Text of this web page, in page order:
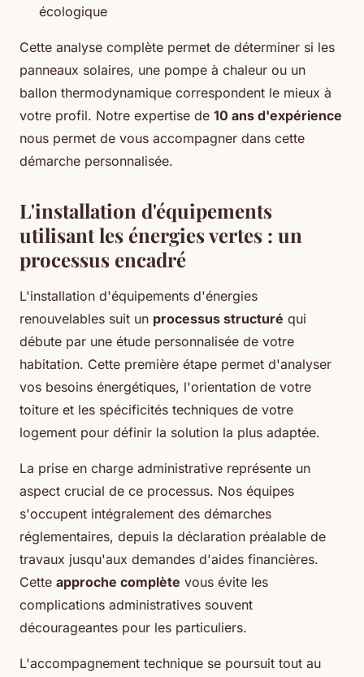
écologique
Cette analyse complète permet de déterminer si les
panneaux solaires, une pompe à chaleur ou un
ballon thermodynamique correspondent le mieux à
votre profil. Notre expertise de 10 ans d'expérience
nous permet de vous accompagner dans cette
démarche personnalisée.
L'installation d'équipements
utilisant les énergies vertes : un
processus encadré
L'installation d'équipements d'énergies
renouvelables suit un processus structuré qui
débute par une étude personnalisée de votre
habitation. Cette première étape permet d'analyser
vos besoins énergétiques, l'orientation de votre
toiture et les spécificités techniques de votre
logement pour définir la solution la plus adaptée.
La prise en charge administrative représente un
aspect crucial de ce processus. Nos équipes
s'occupent intégralement des démarches
réglementaires, depuis la déclaration préalable de
travaux jusqu'aux demandes d'aides financières.
Cette approche complète vous évite les
complications administratives souvent
décourageantes pour les particuliers.
L'accompagnement technique se poursuit tout au